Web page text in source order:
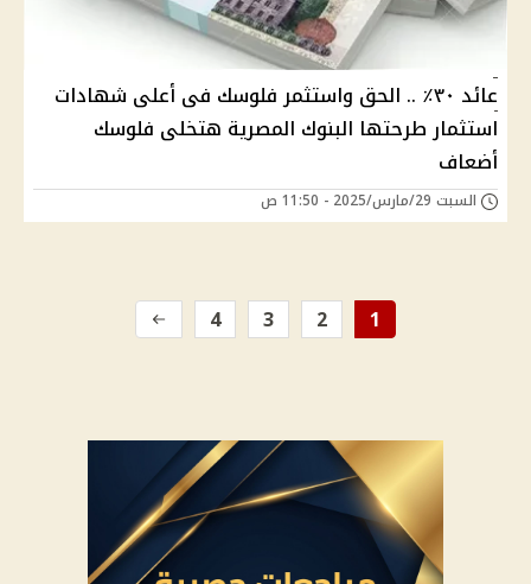
عائد ٣٠٪؜ .. الحق واستثمر فلوسك فى أعلى شهادات
استثمار طرحتها البنوك المصرية هتخلى فلوسك
أضعاف
السبت 29/مارس/2025 - 11:50 ص
1
2
3
4